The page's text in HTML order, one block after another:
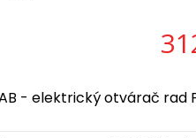
- elektrický otvárač rad